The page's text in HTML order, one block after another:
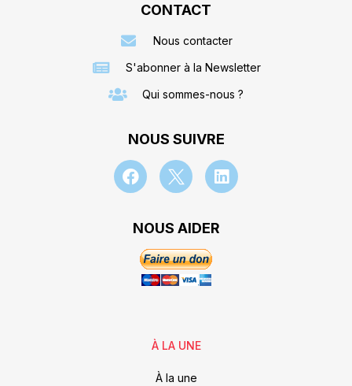
CONTACT
Nous contacter
S'abonner à la Newsletter
Qui sommes-nous ?
NOUS SUIVRE
NOUS AIDER
À LA UNE
À la une